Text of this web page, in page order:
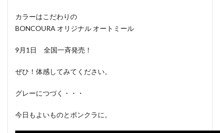
カラーはこだわりの
BONCOURA オリジナル オートミール
9月1日 全国一斉発売！
ぜひ！体感してみてください。
グレーにつづく・・・
今日もよいものとボンクラに。